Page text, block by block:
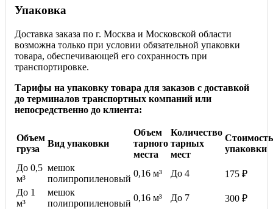
Упаковка
Доставка заказа по г. Москва и Московской области
возможна только при условии обязательной упаковки
товара, обеспечивающей его сохранность при
транспортировке.
Тарифы на упаковку товара для заказов с доставкой
до терминалов транспортных компаний или
непосредственно до клиента:
Объем
груза
Вид упаковки
Объем
тарного
места
Количество
тарных
мест
Стоимость
упаковки
До 0,5
м³
мешок
полипропиленовый
0,16 м³ До 4
175 ₽
До 1
м³
мешок
полипропиленовый
0,16 м³ До 7
300 ₽